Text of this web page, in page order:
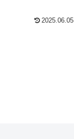
2025.06.05